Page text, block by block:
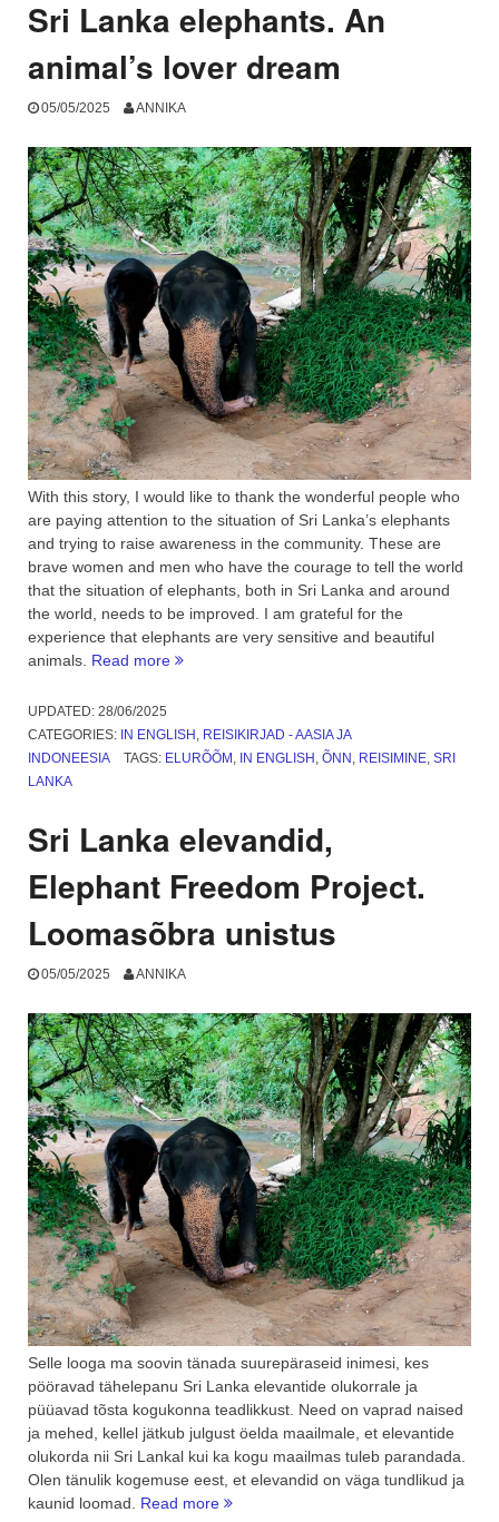
Sri Lanka elephants. An
animal’s lover dream
05/05/2025 ANNIKA
With this story, I would like to thank the wonderful people who
are paying attention to the situation of Sri Lanka’s elephants
and trying to raise awareness in the community. These are
brave women and men who have the courage to tell the world
that the situation of elephants, both in Sri Lanka and around
the world, needs to be improved. I am grateful for the
experience that elephants are very sensitive and beautiful
animals. Read more “Elephant
Sri
Lanka
lover
UPDATED: 28/06/2025
CATEGORIES: IN ENGLISH , REISIKIRJAD - AASIA JA
INDONEESIA
TAGS: ELURÕÕM , IN ENGLISH , ÕNN , REISIMINE, SRI
LANKA
Sri Lanka elevandid,
Elephant Freedom Project.
Loomasõbra unistus
05/05/2025 ANNIKA
Selle looga ma soovin tänada suurepäraseid inimesi, kes
pööravad tähelepanu Sri Lanka elevantide olukorrale ja
püüavad tõsta kogukonna teadlikkust. Need on vaprad naised
ja mehed, kellel jätkub julgust öelda maailmale, et elevantide
olukorda nii Sri Lankal kui ka kogu maailmas tuleb parandada.
Olen tänulik kogemuse eest, et elevandid on väga tundlikud ja
kaunid loomad. Read more “Sri